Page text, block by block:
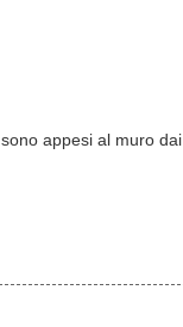
appesi al muro dai